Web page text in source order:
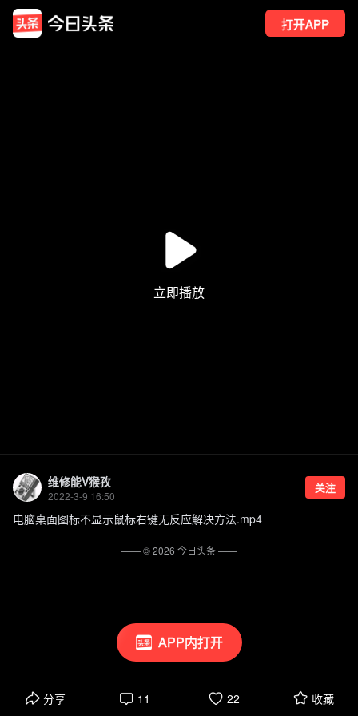
打开APP
APP内打开
维修能V猴孜
2022-3-9 16:50
关注
电脑桌面图标不显示鼠标右键无反应解决方法.mp4
分享 11 22 收藏
—— ©2026 今日头条——